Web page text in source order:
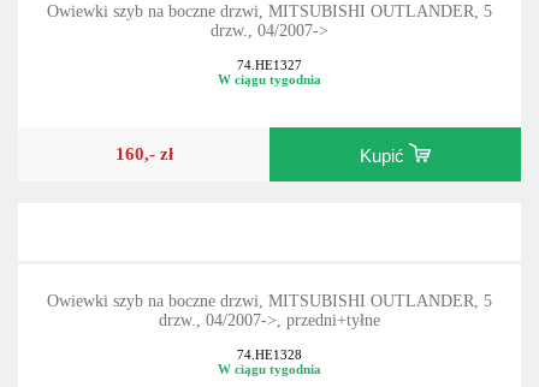
Owiewki szyb na boczne drzwi, MITSUBISHI OUTLANDER, 5
drzw., 04/2007->
74.HE1327
W ciągu tygodnia
160,- zł Kupić
Owiewki szyb na boczne drzwi, MITSUBISHI OUTLANDER, 5
drzw., 04/2007->, przedni+tyłne
74.HE1328
W ciągu tygodnia